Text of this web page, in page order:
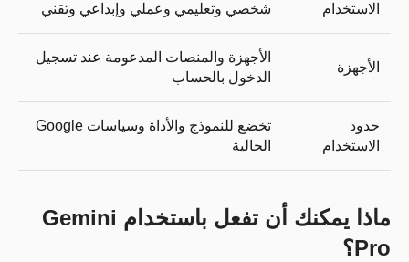
الاستخدام شخصي وتعليمي وعملي وإبداعي وتقني
الأجهزة
الأجهزة والمنصات المدعومة عند تسجيل
الدخول بالحساب
حدود
الاستخدام
تخضع للنموذج والأداة وسياسات Google
الحالية
ماذا يمكنك أن تفعل باستخدام Gemini
Pro؟